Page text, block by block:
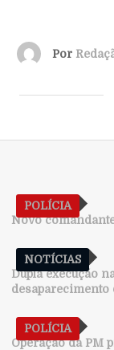
Por
POLÍCIA
Novo
NOTÍCIAS
Dupla execução
desaparecimento
POLÍCIA
Operação da PM